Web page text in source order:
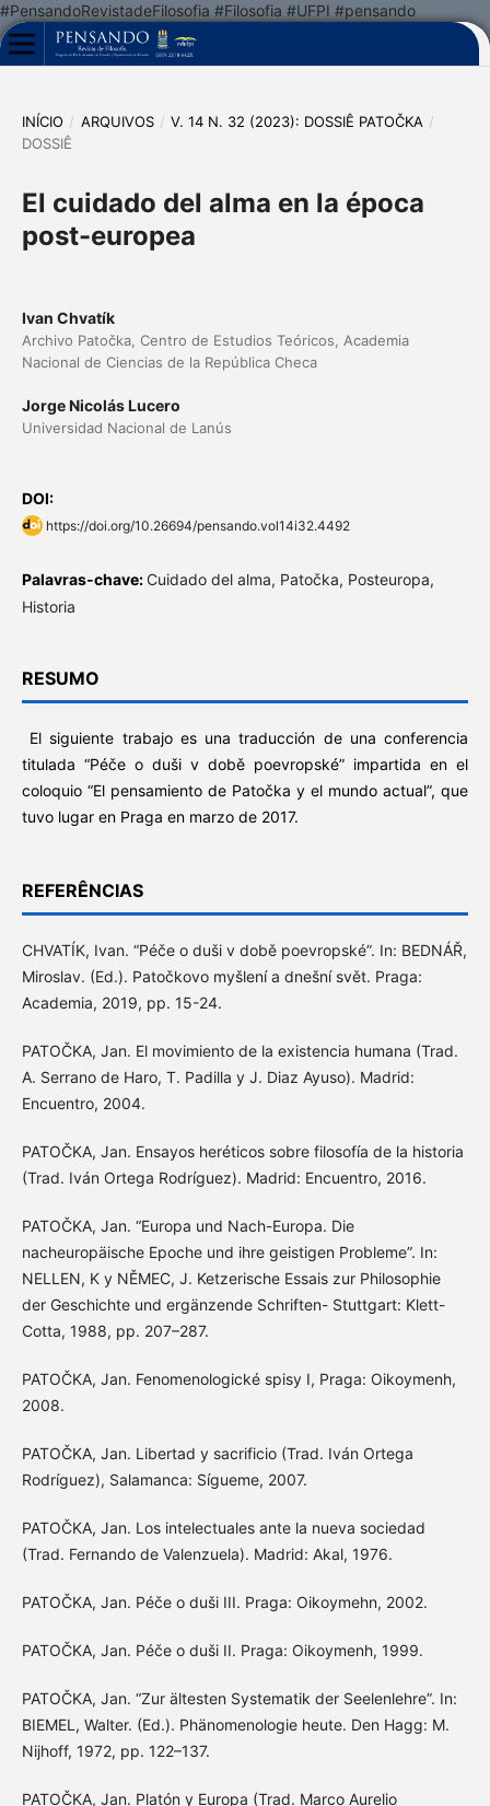
#PensandoRevistadeFilosofia #Filosofia #UFPI #pensando
INÍCIO / ARQUIVOS / V. 14 N. 32 (2023): DOSSIÊ PATOČKA /
DOSSIÊ
El cuidado del alma en la época
post-europea
Ivan Chvatík
Archivo Patočka, Centro de Estudios Teóricos, Academia
Nacional de Ciencias de la República Checa
Jorge Nicolás Lucero
Universidad Nacional de Lanús
DOI:
https://doi.org/10.26694/pensando.vol14i32.4492
Palavras-chave: Cuidado del alma, Patočka, Posteuropa,
Historia
RESUMO
El siguiente trabajo es una traducción de una conferencia
titulada “Péče o duši v době poevropské” impartida en el
coloquio “El pensamiento de Patočka y el mundo actual”, que
tuvo lugar en Praga en marzo de 2017.
REFERÊNCIAS
CHVATÍK, Ivan. “Péče o duši v době poevropské”. In: BEDNÁŘ,
Miroslav. (Ed.). Patočkovo myšlení a dnešní svět. Praga:
Academia, 2019, pp. 15-24.
PATOČKA, Jan. El movimiento de la existencia humana (Trad.
A. Serrano de Haro, T. Padilla y J. Diaz Ayuso). Madrid:
Encuentro, 2004.
PATOČKA, Jan. Ensayos heréticos sobre filosofía de la historia
(Trad. Iván Ortega Rodríguez). Madrid: Encuentro, 2016.
PATOČKA, Jan. “Europa und Nach-Europa. Die
nacheuropäische Epoche und ihre geistigen Probleme”. In:
NELLEN, K y NĚMEC, J. Ketzerische Essais zur Philosophie
der Geschichte und ergänzende Schriften- Stuttgart: Klett-
Cotta, 1988, pp. 207–287.
PATOČKA, Jan. Fenomenologické spisy I, Praga: Oikoymenh,
2008.
PATOČKA, Jan. Libertad y sacrificio (Trad. Iván Ortega
Rodríguez), Salamanca: Sígueme, 2007.
PATOČKA, Jan. Los intelectuales ante la nueva sociedad
(Trad. Fernando de Valenzuela). Madrid: Akal, 1976.
PATOČKA, Jan. Péče o duši III. Praga: Oikoymehn, 2002.
PATOČKA, Jan. Péče o duši II. Praga: Oikoymenh, 1999.
PATOČKA, Jan. “Zur ältesten Systematik der Seelenlehre”. In:
BIEMEL, Walter. (Ed.). Phänomenologie heute. Den Hagg: M.
Nijhoff, 1972, pp. 122–137.
PATOČKA, Jan. Platón y Europa (Trad. Marco Aurelio